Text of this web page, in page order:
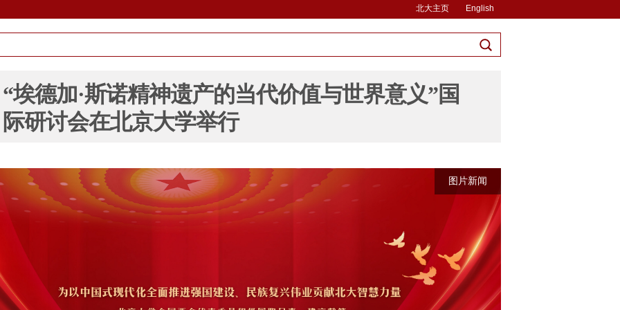
北大主页 English
“埃德加·斯诺精神遗产的当代价值与世界意义”国
际研讨会在北京大学举行
图片新闻
图片新闻
图片新闻
图片新闻